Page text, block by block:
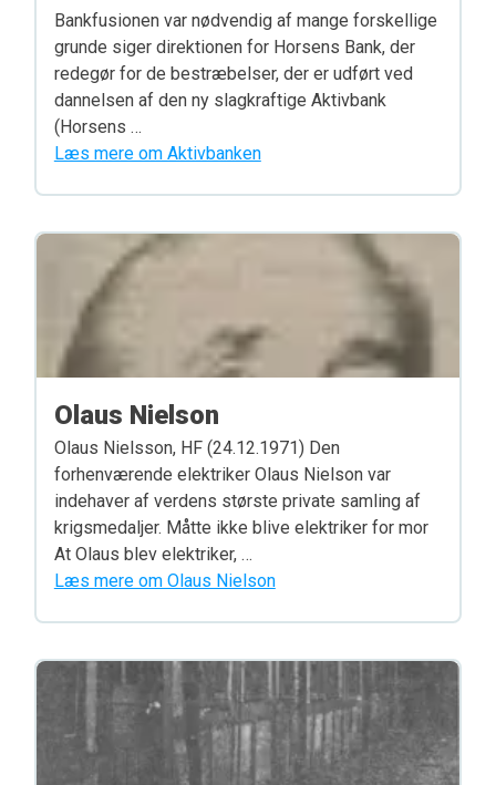
Bankfusionen var nødvendig af mange forskellige
grunde siger direktionen for Horsens Bank, der
redegør for de bestræbelser, der er udført ved
dannelsen af den ny slagkraftige Aktivbank
(Horsens …
Læs mere om Aktivbanken
Olaus Nielson
Olaus Nielsson, HF (24.12.1971) Den
forhenværende elektriker Olaus Nielson var
indehaver af verdens største private samling af
krigsmedaljer. Måtte ikke blive elektriker for mor
At Olaus blev elektriker, …
Læs mere om Olaus Nielson